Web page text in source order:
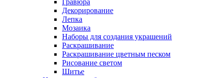
Гравюра
Декорирование
Лепка
Мозаика
Наборы для создания украшений
Раскрашивание
Раскрашивание цветным песком
Рисование светом
Шитье